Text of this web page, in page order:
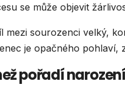
se může objevit
mezi sourozenci velký,
je opačného pohlaví,
pořadí narození